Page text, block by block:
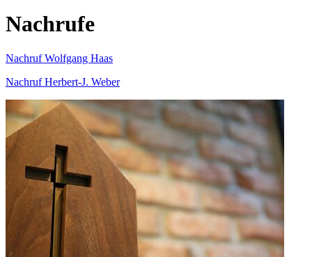
Nachrufe
Nachruf Wolfgang Haas
Nachruf Herbert-J. Weber